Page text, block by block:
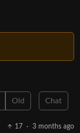
Old Chat
17 · 3 months ago